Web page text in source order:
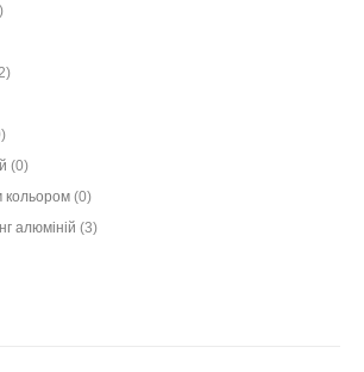
(0)
кольором (0)
алюміній (3)